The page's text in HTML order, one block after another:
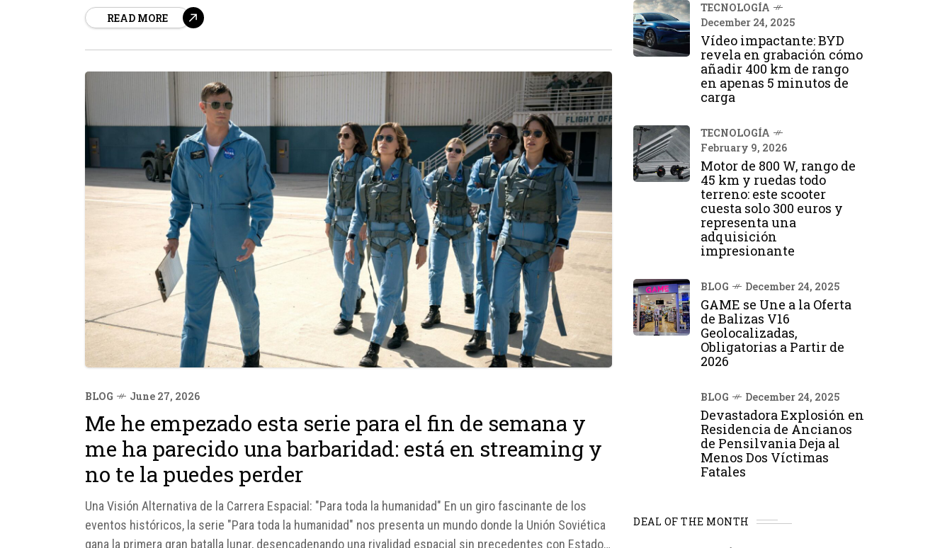
READ MORE
BLOG June 27, 2026
Me he empezado esta serie para el fin de semana y
me ha parecido una barbaridad: está en streaming y
no te la puedes perder
Una Visión Alternativa de la Carrera Espacial: "Para toda la humanidad" En un giro fascinante de los
eventos históricos, la serie "Para toda la humanidad" nos presenta un mundo donde la Unión Soviética
gana la primera gran batalla lunar, desencadenando una rivalidad espacial sin precedentes con Estados
TECNOLOGÍA
December 24, 2025
Vídeo impactante: BYD
revela en grabación cómo
añadir 400 km de rango
en apenas 5 minutos de
carga
TECNOLOGÍA
February 9, 2026
Motor de 800 W, rango de
45 km y ruedas todo
terreno: este scooter
cuesta solo 300 euros y
representa una
adquisición
impresionante
BLOG December 24, 2025
GAME se Une a la Oferta
de Balizas V16
Geolocalizadas,
Obligatorias a Partir de
2026
BLOG December 24, 2025
Devastadora Explosión en
Residencia de Ancianos
de Pensilvania Deja al
Menos Dos Víctimas
Fatales
DEAL OF THE MONTH